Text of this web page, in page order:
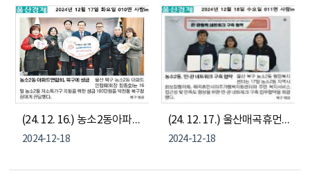
(24. 12. 16.) 농소2동아파트연합회, 농소2동 저소득가구 지원을 위한 성금 100만원 전달
2024-12-18
(24. 12. 17.) 울산매곡휴먼시아주거행복지원센터, 농소2동행정복지센터, 농소2동지역사회보장협의체 민·관협력 네트워크 구축 협약
2024-12-18